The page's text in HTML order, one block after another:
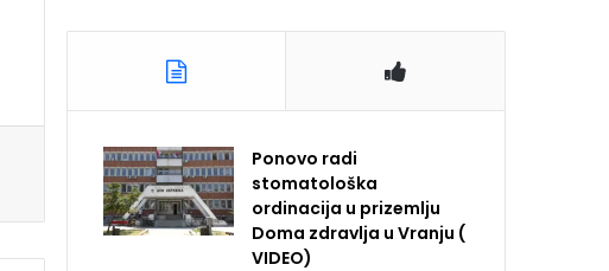
Ponovo radi
stomatološka
ordinacija u prizemlju
Doma zdravlja u Vranju (
VIDEO)